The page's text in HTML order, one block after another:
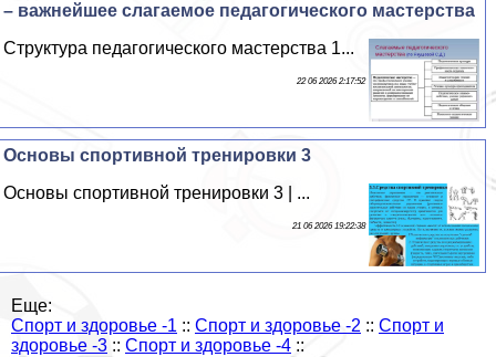
– важнейшее слагаемое педагогического мастерства
Структура педагогического мастерства 1...
22 06 2026 2:17:52
Основы спортивной тренировки 3
Основы спортивной тренировки 3 | ...
21 06 2026 19:22:38
Еще:
Спорт и здоровье -1 :: Спорт и здоровье -2 :: Спорт и
здоровье -3 :: Спорт и здоровье -4 ::